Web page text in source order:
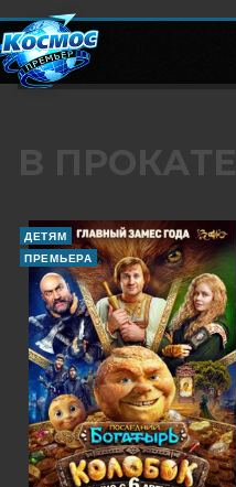
В ПРОКАТЕ
ДЕТЯМ
ПРЕМЬЕРА